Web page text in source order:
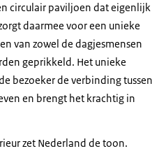
circulair paviljoen dat eigenlijk
daarmee voor een unieke
van zowel de dagjesmensen
geprikkeld. Het unieke
bezoeker de verbinding tussen
en brengt het krachtig in
zet Nederland de toon.